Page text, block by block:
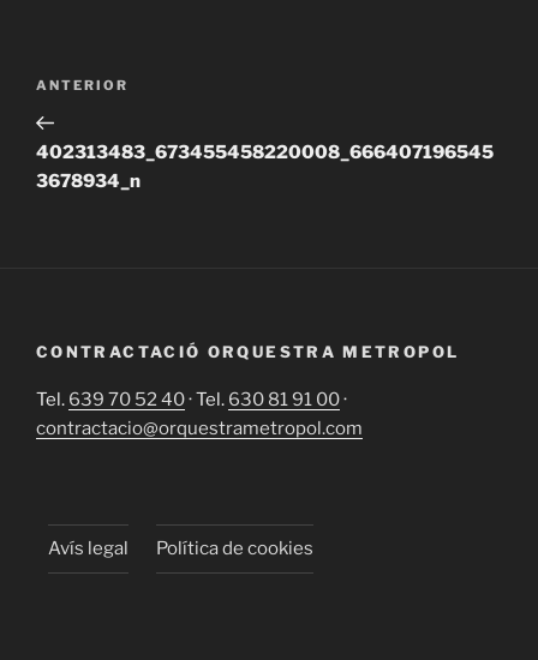
Navegació
Entrada
anterior
ANTERIOR
402313483_673455458220008_666407196545
3678934_n
CONTRACTACIÓ ORQUESTRA METROPOL
Tel. 639 70 52 40· Tel. 630 81 91 00·
contractacio@orquestrametropol.com
Avís legal Política de cookies